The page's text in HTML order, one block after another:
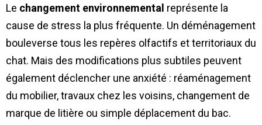
Le changement environnemental représente la
cause de stress la plus fréquente. Un déménagement
bouleverse tous les repères olfactifs et territoriaux du
chat. Mais des modifications plus subtiles peuvent
également déclencher une anxiété : réaménagement
du mobilier, travaux chez les voisins, changement de
marque de litière ou simple déplacement du bac.